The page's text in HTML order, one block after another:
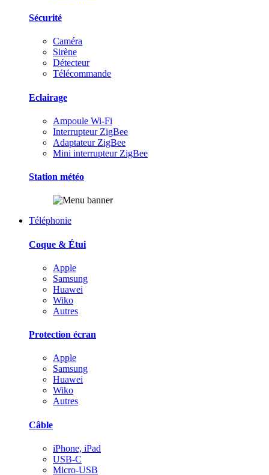
Sécurité
Caméra
Sirène
Détecteur
Télécommande
Eclairage
Ampoule Wi-Fi
Interrupteur ZigBee
Adaptateur ZigBee
Mini interrupteur ZigBee
Station météo
Téléphonie
Coque & Étui
Apple
Samsung
Huawei
Wiko
Autres
Protection écran
Apple
Samsung
Huawei
Wiko
Autres
Câble
iPhone, iPad
USB-C
Micro-USB